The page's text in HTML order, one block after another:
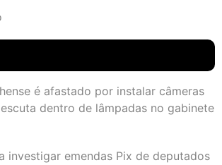
é afastado por instalar câmeras
dentro de lâmpadas no gabinete
investigar emendas Pix de deputados